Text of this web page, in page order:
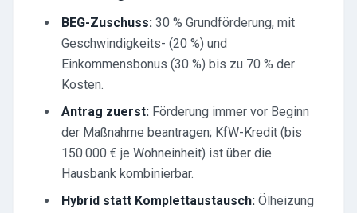
BEG-Zuschuss: 30 % Grundförderung, mit
Geschwindigkeits- (20 %) und
Einkommensbonus (30 %) bis zu 70 % der
Kosten.
Antrag zuerst: Förderung immer vor Beginn
der Maßnahme beantragen; KfW-Kredit (bis
150.000 € je Wohneinheit) ist über die
Hausbank kombinierbar.
Hybrid statt Komplettaustausch: Ölheizung